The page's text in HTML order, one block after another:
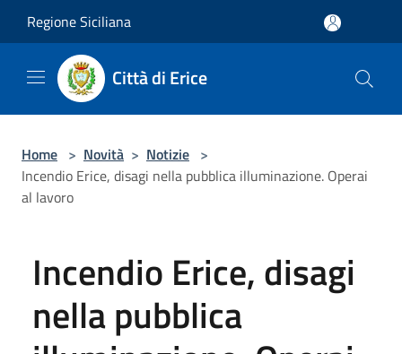
Regione Siciliana
Città di Erice
Home > Novità > Notizie >
Incendio Erice, disagi nella pubblica illuminazione. Operai
al lavoro
Incendio Erice, disagi
nella pubblica